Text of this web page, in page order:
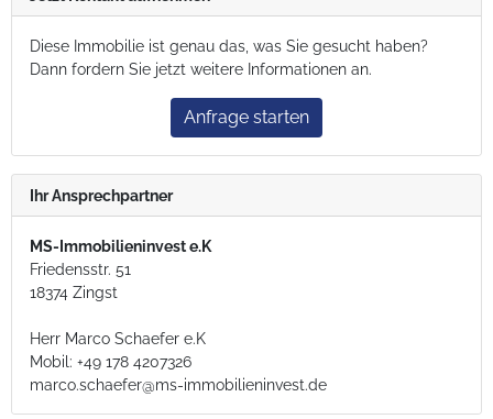
Diese Immobilie ist genau das, was Sie gesucht haben?
Dann fordern Sie jetzt weitere Informationen an.
Anfrage starten
Ihr Ansprechpartner
MS-Immobilieninvest e.K
Friedensstr. 51
18374 Zingst
Herr Marco Schaefer e.K
Mobil: +49 178 4207326
marco.schaefer@ms-immobilieninvest.de